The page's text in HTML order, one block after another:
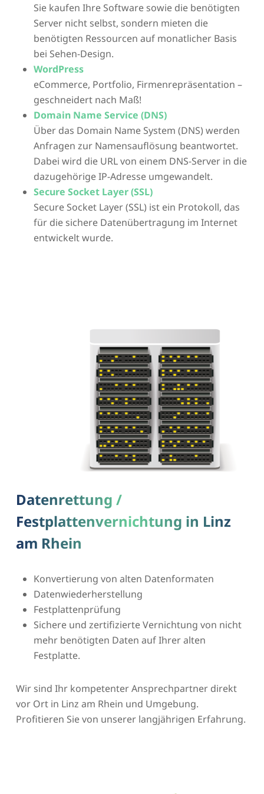
Sie kaufen Ihre Software sowie die benötigten
Server nicht selbst, sondern mieten die
benötigten Ressourcen auf monatlicher Basis
bei Sehen-Design.
WordPress
eCommerce, Portfolio, Firmenrepräsentation –
geschneidert nach Maß!
Domain Name Service (DNS)
Über das Domain Name System (DNS) werden
Anfragen zur Namensauflösung beantwortet.
Dabei wird die URL von einem DNS-Server in die
dazugehörige IP-Adresse umgewandelt.
Secure Socket Layer (SSL)
Secure Socket Layer (SSL) ist ein Protokoll, das
für die sichere Datenübertragung im Internet
entwickelt wurde.
Datenrettung /
Festplattenvernichtung in Linz
am Rhein
Konvertierung von alten Datenformaten
Datenwiederherstellung
Festplattenprüfung
Sichere und zertifizierte Vernichtung von nicht
mehr benötigten Daten auf Ihrer alten
Festplatte.
Wir sind Ihr kompetenter Ansprechpartner direkt
vor Ort in Linz am Rhein und Umgebung.
Profitieren Sie von unserer langjährigen Erfahrung.